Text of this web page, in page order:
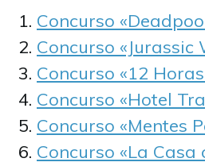
Concurso
Concurso «Jurassic
Concurso «12
Concurso «Hotel
Concurso «Mentes
Concurso «La Casa